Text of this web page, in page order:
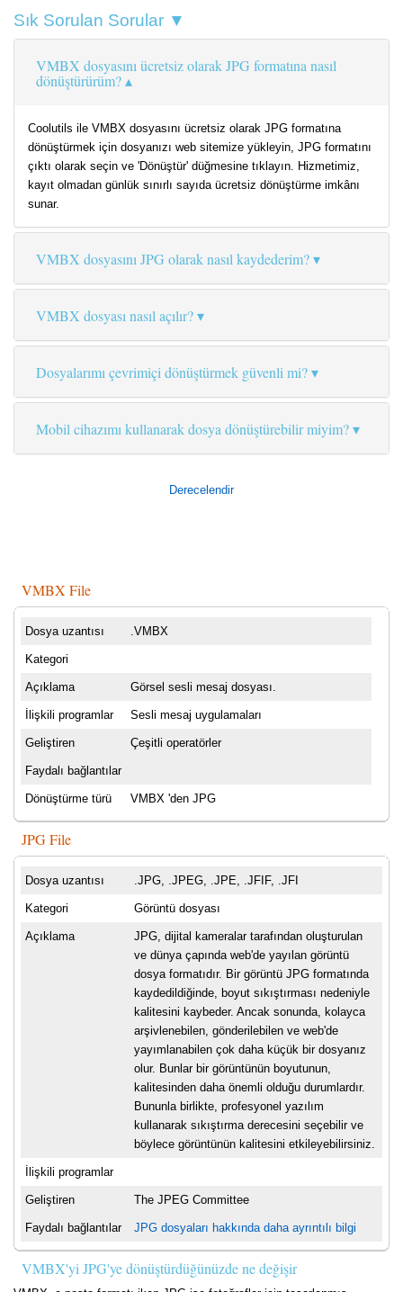
Sık Sorulan Sorular ▼
VMBX dosyasını ücretsiz olarak JPG formatına nasıl
dönüştürürüm?
Coolutils ile VMBX dosyasını ücretsiz olarak JPG formatına
dönüştürmek için dosyanızı web sitemize yükleyin, JPG formatını
çıktı olarak seçin ve 'Dönüştür' düğmesine tıklayın. Hizmetimiz,
kayıt olmadan günlük sınırlı sayıda ücretsiz dönüştürme imkânı
sunar.
VMBX dosyasını JPG olarak nasıl kaydederim?
VMBX dosyası nasıl açılır?
Dosyalarımı çevrimiçi dönüştürmek güvenli mi?
Mobil cihazımı kullanarak dosya dönüştürebilir miyim?
Derecelendir
VMBX File
Dosya uzantısı .VMBX
Kategori
Açıklama Görsel sesli mesaj dosyası.
İlişkili programlar Sesli mesaj uygulamaları
Geliştiren Çeşitli operatörler
Faydalı bağlantılar
Dönüştürme türü VMBX 'den JPG
JPG File
Dosya uzantısı .JPG, .JPEG, .JPE, .JFIF, .JFI
Kategori Görüntü dosyası
Açıklama
JPG, dijital kameralar tarafından oluşturulan
ve dünya çapında web'de yayılan görüntü
dosya formatıdır. Bir görüntü JPG formatında
kaydedildiğinde, boyut sıkıştırması nedeniyle
kalitesini kaybeder. Ancak sonunda, kolayca
arşivlenebilen, gönderilebilen ve web'de
yayımlanabilen çok daha küçük bir dosyanız
olur. Bunlar bir görüntünün boyutunun,
kalitesinden daha önemli olduğu durumlardır.
Bununla birlikte, profesyonel yazılım
kullanarak sıkıştırma derecesini seçebilir ve
böylece görüntünün kalitesini etkileyebilirsiniz.
İlişkili programlar
Geliştiren The JPEG Committee
Faydalı bağlantılar JPG dosyaları hakkında daha ayrıntılı bilgi
VMBX'yi JPG'ye dönüştürdüğünüzde ne değişir